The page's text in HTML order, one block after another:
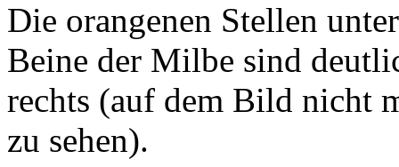
Die orangenen Stellen
Beine der Milbe sind
rechts (auf dem Bild nicht
zu sehen).